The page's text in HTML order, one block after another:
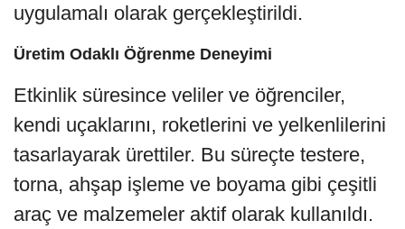
uygulamalı olarak gerçekleştirildi.
Üretim Odaklı Öğrenme Deneyimi
Etkinlik süresince veliler ve öğrenciler,
kendi uçaklarını, roketlerini ve yelkenlilerini
tasarlayarak ürettiler. Bu süreçte testere,
torna, ahşap işleme ve boyama gibi çeşitli
araç ve malzemeler aktif olarak kullanıldı.